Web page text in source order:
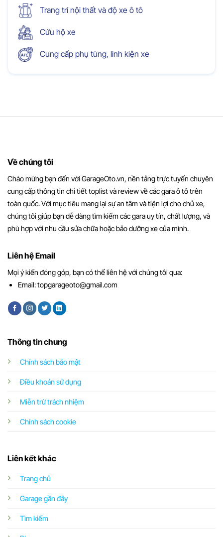
Trang trí nội thất và độ xe ô tô
Cứu hộ xe
Cung cấp phụ tùng, linh kiện xe
Về chúng tôi
Chào mừng bạn đến với GarageOto.vn, nền tảng trực tuyến chuyên
cung cấp thông tin chi tiết toplist và review về các gara ô tô trên
toàn quốc. Với mục tiêu mang lại sự an tâm và tiện lợi cho chủ xe,
chúng tôi giúp bạn dễ dàng tìm kiếm các gara uy tín, chất lượng, và
phù hợp với nhu cầu sửa chữa hoặc bảo dưỡng xe của mình.
Thông tin chung
Chính sách bảo mật
Điều khoản sử dụng
Miễn trừ trách nhiệm
Chính sách cookie
Liên kết khác
Trang chủ
Garage gần đây
Tìm kiếm
Liên hệ Email
Mọi ý kiến đóng góp, bạn có thể liên hệ với chúng tôi qua:
Email:topgarageoto@gmail.com